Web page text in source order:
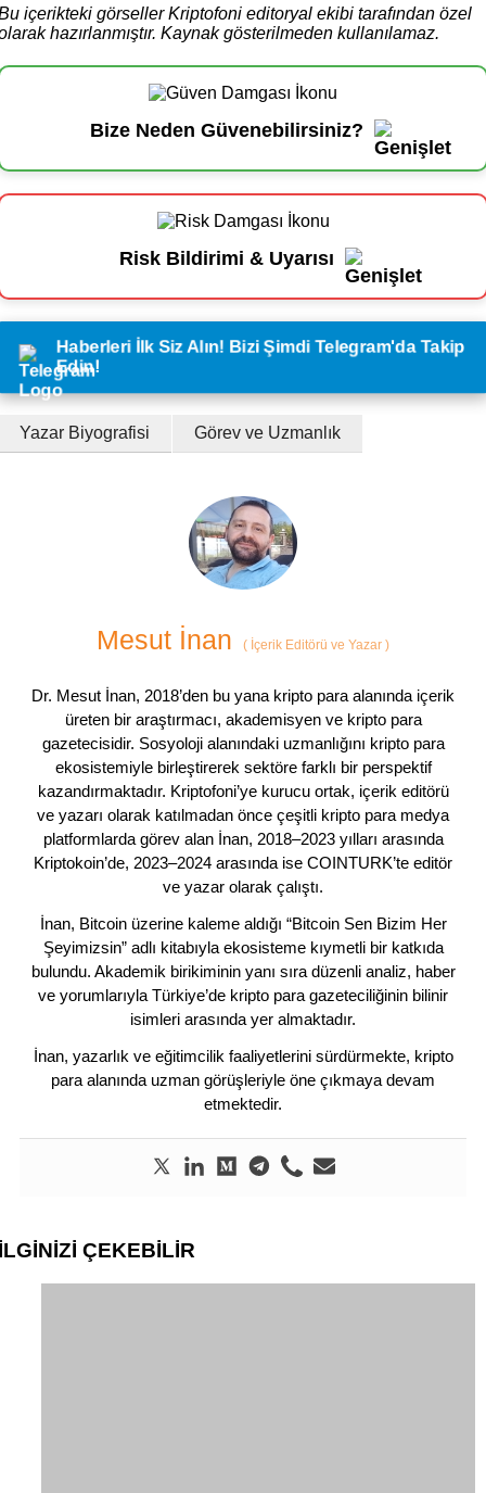
içerikteki görseller Kriptofoni editoryal ekibi tarafından özel
hazırlanmıştır. Kaynak gösterilmeden kullanılamaz.
Bize Neden Güvenebilirsiniz?
Risk Bildirimi & Uyarısı
Haberleri İlk Siz Alın! Bizi Şimdi Telegram'da Takip
Edin!
Yazar Biyografisi Görev ve Uzmanlık
Mesut İnan ( İçerik Editörü ve Yazar )
Dr. Mesut İnan, 2018’den bu yana kripto para alanında içerik
üreten bir araştırmacı, akademisyen ve kripto para
gazetecisidir. Sosyoloji alanındaki uzmanlığını kripto para
ekosistemiyle birleştirerek sektöre farklı bir perspektif
kazandırmaktadır. Kriptofoni’ye kurucu ortak, içerik editörü
ve yazarı olarak katılmadan önce çeşitli kripto para medya
platformlarda görev alan İnan, 2018–2023 yılları arasında
Kriptokoin’de, 2023–2024 arasında ise COINTURK’te editör
ve yazar olarak çalıştı.
İnan, Bitcoin üzerine kaleme aldığı “Bitcoin Sen Bizim Her
Şeyimizsin” adlı kitabıyla ekosisteme kıymetli bir katkıda
bulundu. Akademik birikiminin yanı sıra düzenli analiz, haber
ve yorumlarıyla Türkiye’de kripto para gazeteciliğinin bilinir
isimleri arasında yer almaktadır.
İnan, yazarlık ve eğitimcilik faaliyetlerini sürdürmekte, kripto
para alanında uzman görüşleriyle öne çıkmaya devam
etmektedir.
ÇEKEBİLİR